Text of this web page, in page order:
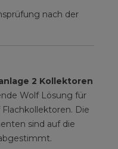
nach der
2 Kollektoren
Wolf Lösung für
Die
sind auf die